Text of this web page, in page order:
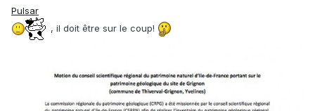
Pulsar
, il doit être sur le coup!